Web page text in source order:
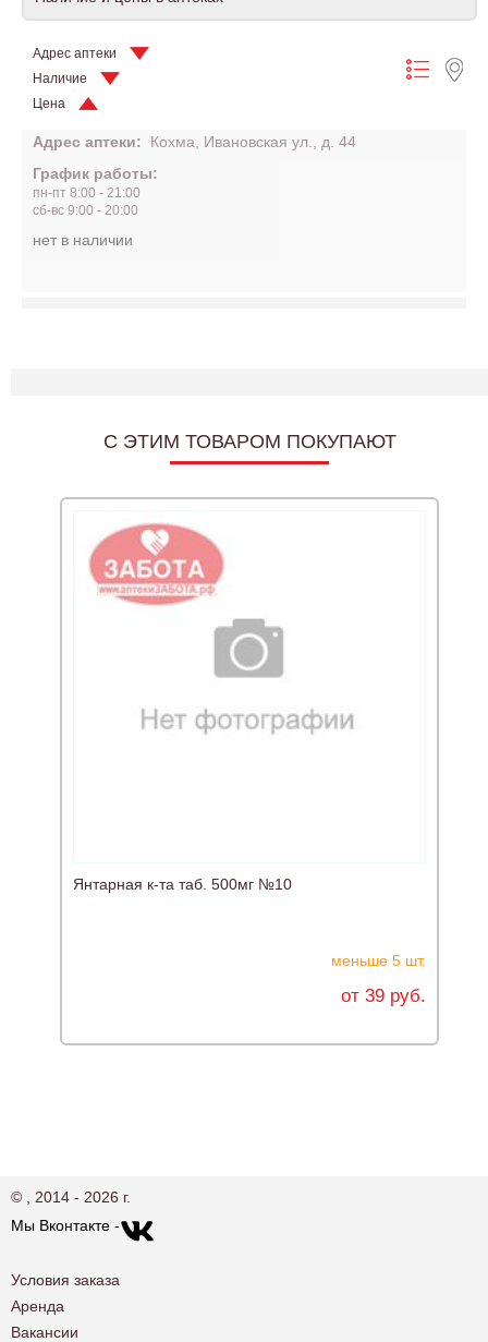
Адрес аптеки
Наличие
Цена
Адрес аптеки:
Кохма, Ивановская ул., д. 44
График работы:
пн-пт 8:00 - 21:00
сб-вс 9:00 - 20:00
нет в наличии
C ЭТИМ ТОВАРОМ ПОКУПАЮТ
Янтарная к-та таб. 500мг №10
меньше 5 шт.
от 39 руб.
© , 2014 - 2026 г.
Мы Вконтакте -
Условия заказа
Аренда
Вакансии